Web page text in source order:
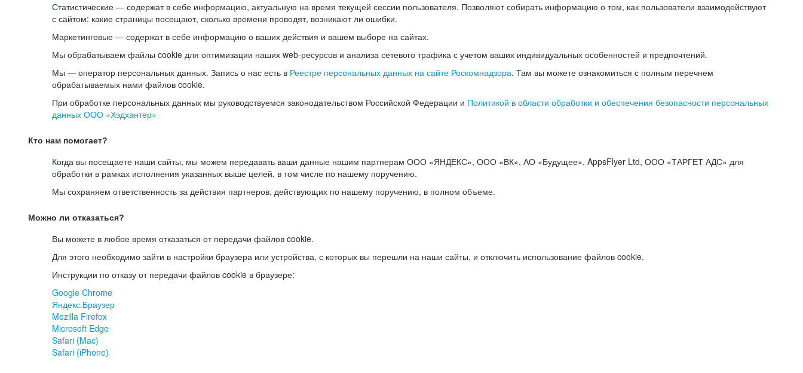
Статистические — содержат в себе информацию, актуальную на время текущей сессии пользователя. Позволяют собирать информацию о том, как пользователи взаимодействуют
с сайтом: какие страницы посещают, сколько времени проводят, возникают ли ошибки.
Маркетинговые — содержат в себе информацию о ваших действия и вашем выборе на сайтах.
Мы обрабатываем файлы cookie для оптимизации наших web-ресурсов и анализа сетевого трафика с учетом ваших индивидуальных особенностей и предпочтений.
Мы — оператор персональных данных. Запись о нас есть в Реестре персональных данных на сайте Роскомнадзора. Там вы можете ознакомиться с полным перечнем
обрабатываемых нами файлов cookie.
При обработке персональных данных мы руководствуемся законодательством Российской Федерации и Политикой в области обработки и обеспечения безопасности персональных
данных ООО «Хэдхантер»
Кто нам помогает?
Когда вы посещаете наши сайты, мы можем передавать ваши данные нашим партнерам ООО «ЯНДЕКС», ООО «ВК», АО «Будущее», AppsFlyer Ltd, ООО «ТАРГЕТ АДС» для
обработки в рамках исполнения указанных выше целей, в том числе по нашему поручению.
Мы сохраняем ответственность за действия партнеров, действующих по нашему поручению, в полном объеме.
Можно ли отказаться?
Вы можете в любое время отказаться от передачи файлов cookie.
Для этого необходимо зайти в настройки браузера или устройства, с которых вы перешли на наши сайты, и отключить использование файлов cookie.
Инструкции по отказу от передачи файлов cookie в браузере:
Google Chrome
Яндекс.Браузер
Mozilla Firefox
Microsoft Edge
Safari (Mac)
Safari (iPhone)